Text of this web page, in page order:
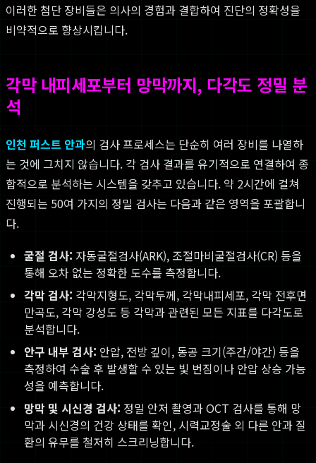
이러한 첨단 장비들은 의사의 경험과 결합하여 진단의 정확성을
비약적으로 향상시킵니다.
각막 내피세포부터 망막까지, 다각도 정밀 분
석
인천 퍼스트 안과의 검사 프로세스는 단순히 여러 장비를 나열하
는 것에 그치지 않습니다. 각 검사 결과를 유기적으로 연결하여 종
합적으로 분석하는 시스템을 갖추고 있습니다. 약 2시간에 걸쳐
진행되는 50여 가지의 정밀 검사는 다음과 같은 영역을 포괄합니
다.
굴절 검사: 자동굴절검사(ARK), 조절마비굴절검사(CR) 등을
통해 오차 없는 정확한 도수를 측정합니다.
각막 검사: 각막지형도, 각막두께, 각막내피세포, 각막 전후면
만곡도, 각막 강성도 등 각막과 관련된 모든 지표를 다각도로
분석합니다.
안구 내부 검사: 안압, 전방 깊이, 동공 크기(주간/야간) 등을
측정하여 수술 후 발생할 수 있는 빛 번짐이나 안압 상승 가능
성을 예측합니다.
망막 및 시신경 검사: 정밀 안저 촬영과 OCT 검사를 통해 망
막과 시신경의 건강 상태를 확인, 시력교정술 외 다른 안과 질
환의 유무를 철저히 스크리닝합니다.